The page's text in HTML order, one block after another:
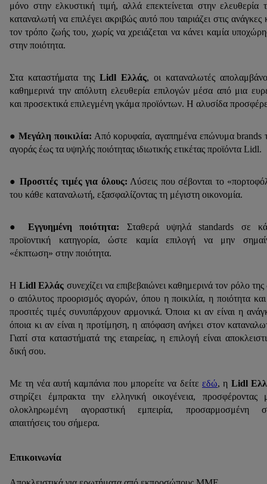
μόνο στην ελκυστική τιμή, αλλά επεκτείνεται στην ελευθερία
καταναλωτή να επιλέγει ακριβώς αυτό που ταιριάζει στις ανάγκες
τον τρόπο ζωής του, χωρίς να χρειάζεται να κάνει καμία
στην ποιότητα.
Στα καταστήματα της Lidl Ελλάς, οι καταναλωτές
καθημερινά την απόλυτη ελευθερία επιλογών μέσα από μια
και προσεκτικά επιλεγμένη γκάμα προϊόντων. Η αλυσίδα
●Μεγάλη ποικιλία: Από κορυφαία, αγαπημένα επώνυμα brands
αγοράς έως τα υψηλής ποιότητας ιδιωτικής ετικέτας προϊόντα Lidl.
● Προσιτές τιμές για όλους: Λύσεις που σέβονται το
του κάθε καταναλωτή, εξασφαλίζοντας τη μέγιστη οικονομία.
● Εγγυημένη ποιότητα: Σταθερά υψηλά standards σε
προϊοντική κατηγορία, ώστε καμία επιλογή να μην
«έκπτωση» στην ποιότητα.
HLidl Ελλάς συνεχίζει να επιβεβαιώνει καθημερινά τον ρόλο
ο απόλυτος προορισμός αγορών, όπου η ποικιλία, η ποιότητα και
προσιτές τιμές συνυπάρχουν αρμονικά. Όποια κι αν είναι η
όποια κι αν είναι η προτίμηση, η απόφαση ανήκει στον
Γιατί στα καταστήματά της εταιρείας, η επιλογή είναι
δική σου.
Με τη νέα αυτή καμπάνια που μπορείτε να δείτε εδώ, η Lidl
στηρίζει έμπρακτα την ελληνική οικογένεια, προσφέροντας
ολοκληρωμένη αγοραστική εμπειρία, προσαρμοσμένη
απαιτήσεις του σήμερα.
Επικοινωνία